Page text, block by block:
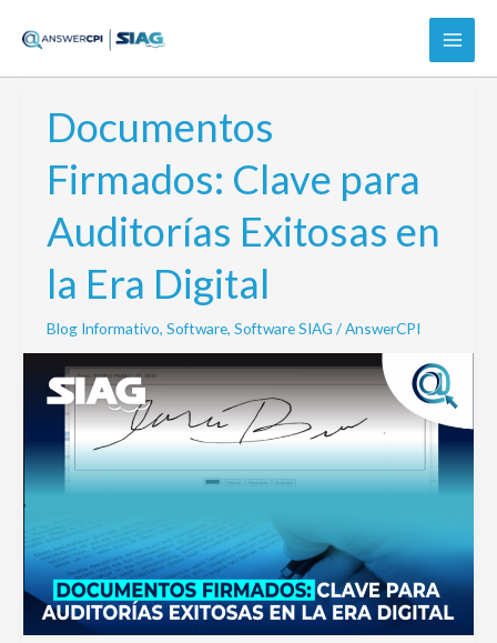
Documentos
Firmados: Clave para
Auditorías Exitosas en
la Era Digital
Blog Informativo, Software, Software SIAG /AnswerCPI
Documentos
Firmados:
Clave
para
Auditorías
Exitosas
en
Era
Digital